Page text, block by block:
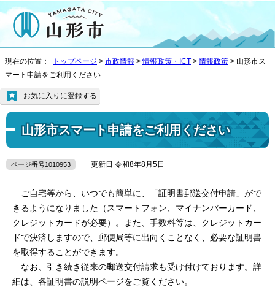
現在の位置： トップページ > 市政情報 >情報政策・ICT >情報政策 > 山形市ス
マート申請をご利用ください
山形市スマート申請をご利用ください
お気に入りに登録する
ページ番号1010953 更新日 令和8年8月5日
ご自宅等から、いつでも簡単に、「証明書郵送交付申請」がで
きるようになりました（スマートフォン、マイナンバーカード、
クレジットカードが必要）。また、手数料等は、クレジットカー
ドで決済しますので、郵便局等に出向くことなく、必要な証明書
を取得することができます。
なお、引き続き従来の郵送交付請求も受け付けております。詳
細は、各証明書の説明ページをご覧ください。